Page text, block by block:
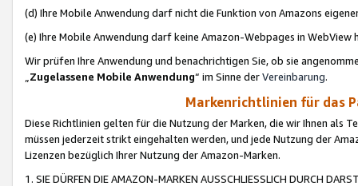
(d) Ihre Mobile Anwendung darf nicht die Funktion von Amazons
(e) Ihre Mobile Anwendung darf keine Amazon-Webpages in WebView
Wir prüfen Ihre Anwendung und benachrichtigen Sie, ob sie
„Zugelassene Mobile Anwendung“ im Sinne derVereinbarung.
Markenrichtlinien für das
Diese Richtlinien gelten für die Nutzung der Marken, die wir Ihnen als
müssen jederzeit strikt eingehalten werden, und jede Nutzung der
Lizenzen bezüglich Ihrer Nutzung der Amazon-Marken.
1. SIE DÜRFEN DIE AMAZON-MARKEN AUSSCHLIESSLICH DURCH